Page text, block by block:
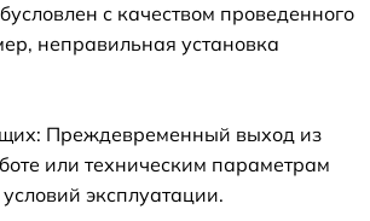
с качеством проведенного
неправильная установка
Преждевременный выход из
или техническим параметрам
эксплуатации.